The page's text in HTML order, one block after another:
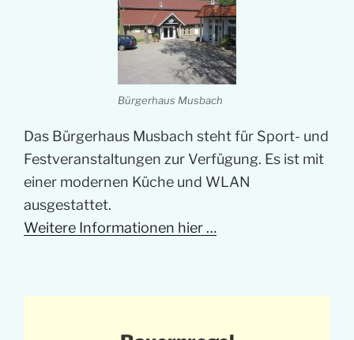
Bürgerhaus Musbach
Das Bürgerhaus Musbach steht für Sport- und
Festveranstaltungen zur Verfügung. Es ist mit
einer modernen Küche und WLAN
ausgestattet.
Weitere Informationen hier …